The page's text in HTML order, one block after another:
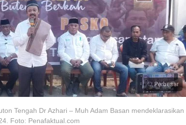
Perbesar
Tengah Dr Azhari – Muh Adam Basan mendeklarasikan
Foto: Penafaktual.com